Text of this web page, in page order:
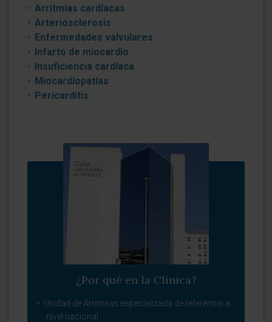
Arritmias cardíacas
Arteriosclerosis
Enfermedades valvulares
Infarto de miocardio
Insuficiencia cardíaca
Miocardiopatías
Pericarditis
¿Por qué en la Clínica?
Unidad de Arritmias especializada de referencia a
nivel nacional.